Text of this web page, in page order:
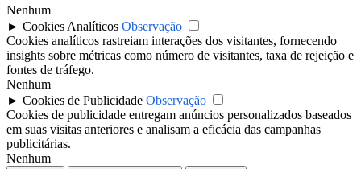
Nenhum
► Cookies Analíticos Observação
Cookies analíticos rastreiam interações dos visitantes, fornecendo
insights sobre métricas como número de visitantes, taxa de rejeição e
fontes de tráfego.
Nenhum
► Cookies de Publicidade Observação
Cookies de publicidade entregam anúncios personalizados baseados
em suas visitas anteriores e analisam a eficácia das campanhas
publicitárias.
Nenhum